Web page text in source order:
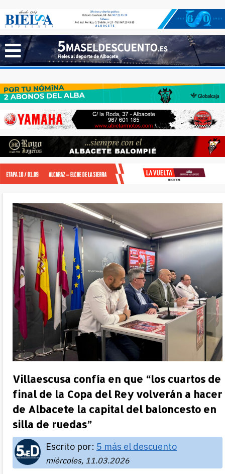
Villaescusa confía en que “los cuartos de
final de la Copa del Rey volverán a hacer
de Albacete la capital del baloncesto en
silla de ruedas”
Escrito por: 5 más el descuento
miércoles, 11.03.2026